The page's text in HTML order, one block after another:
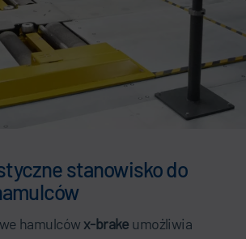
stanowisko do
hamulców x-brake umożliwia